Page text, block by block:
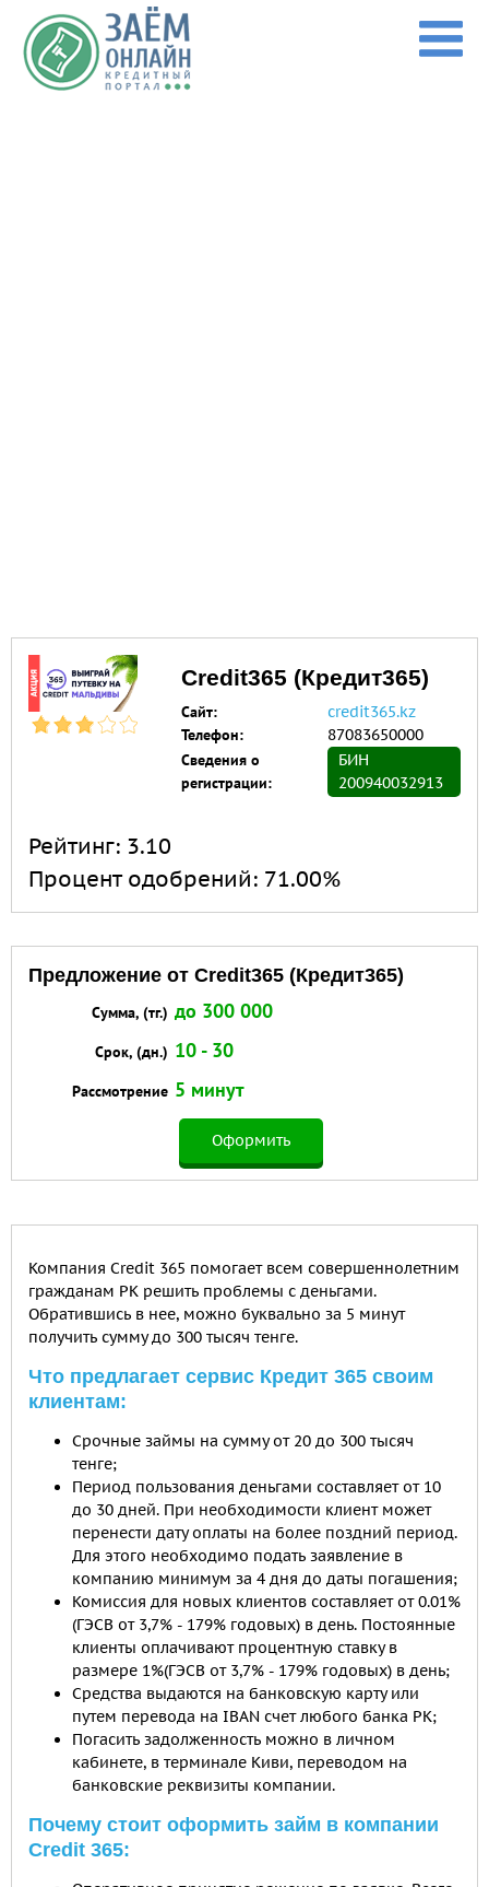
Перейти к основному содержанию
Credit365 (Кредит365)
Сайт:
credit365.kz
Телефон:
87083650000
Сведения о
регистрации:
БИН
200940032913
Рейтинг: 3.10
Процент одобрений: 71.00%
Предложение от Credit365 (Кредит365)
Оформить
Сумма, (тг.) до 300 000
Срок, (дн.) 10 - 30
Рассмотрение 5 минут
Компания Credit 365 помогает всем совершеннолетним
гражданам РК решить проблемы с деньгами.
Обратившись в нее, можно буквально за 5 минут
получить сумму до 300 тысяч тенге.
Что предлагает сервис Кредит 365 своим
клиентам:
Срочные займы на сумму от 20 до 300 тысяч
тенге;
Период пользования деньгами составляет от 10
до 30 дней. При необходимости клиент может
перенести дату оплаты на более поздний период.
Для этого необходимо подать заявление в
компанию минимум за 4 дня до даты погашения;
Комиссия для новых клиентов составляет от 0.01%
(ГЭСВ от 3,7% - 179% годовых) в день. Постоянные
клиенты оплачивают процентную ставку в
размере 1%(ГЭСВ от 3,7% - 179% годовых) в день;
Средства выдаются на банковскую карту или
путем перевода на IBAN счет любого банка РК;
Погасить задолженность можно в личном
кабинете, в терминале Киви, переводом на
банковские реквизиты компании.
Почему стоит оформить займ в компании
Credit 365: